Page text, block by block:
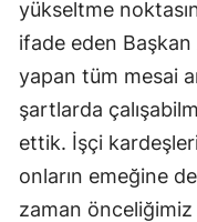
yükseltme
ifade eden Başkan
yapan tüm mesai
şartlarda
ettik. İşçi
onların emeğine
zaman